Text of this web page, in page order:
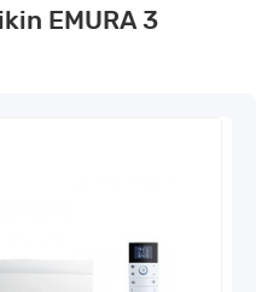
EMURA 3